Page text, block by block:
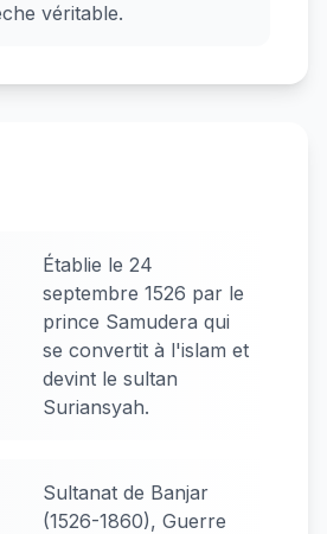
véritable.
Établie le 24
septembre 1526 par le
prince Samudera qui
se convertit à l'islam et
devint le sultan
Suriansyah.
Sultanat de Banjar
(1526-1860), Guerre